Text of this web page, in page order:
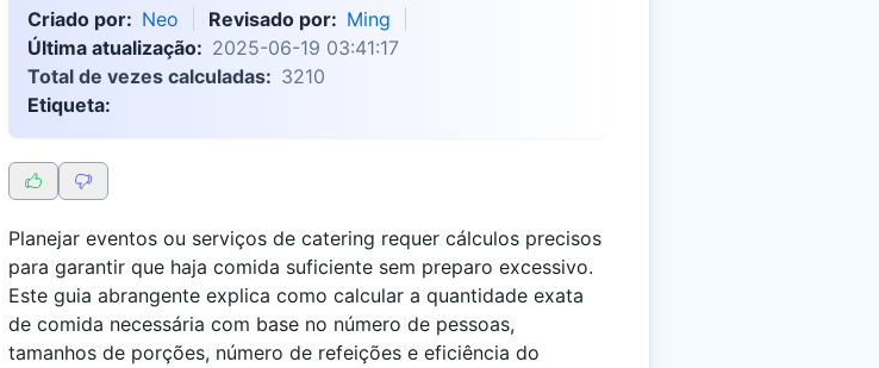
Criado por: Neo Revisado por: Ming
Última atualização: 2025-06-19 03:41:17
Total de vezes calculadas: 3210
Etiqueta:
Planejar eventos ou serviços de catering requer cálculos precisos
para garantir que haja comida suficiente sem preparo excessivo.
Este guia abrangente explica como calcular a quantidade exata
de comida necessária com base no número de pessoas,
tamanhos de porções, número de refeições e eficiência do